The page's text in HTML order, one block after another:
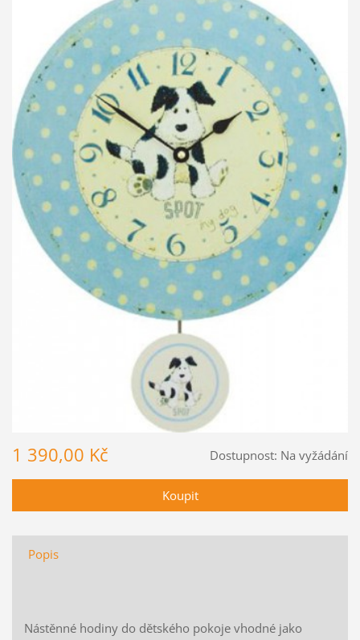
Dostupnost: Na vyžádání
1 390,00 Kč
Popis
Nástěnné hodiny do dětského pokoje vhodné jako